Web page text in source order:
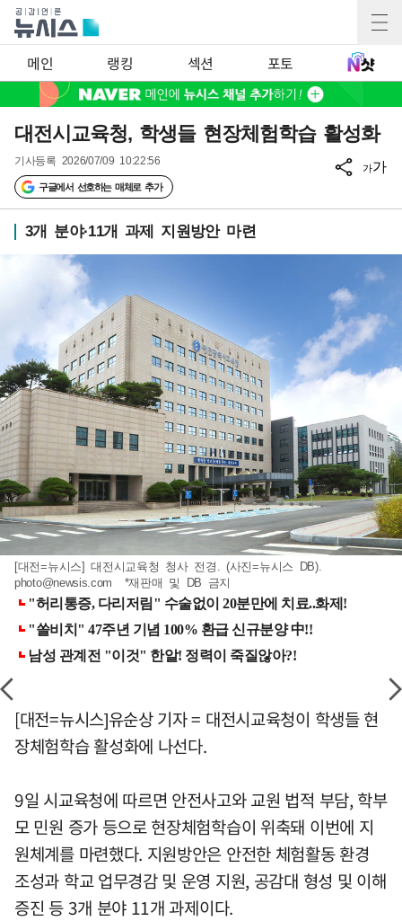
메인 랭킹 섹션 포토
대전시교육청, 학생들 현장체험학습 활성화
기사등록 2026/07/09 10:22:56
구글에서 선호하는 매체로 추가
가가
3개 분야·11개 과제 지원방안 마련
[대전=뉴시스] 대전시교육청 청사 전경. (사진=뉴시스 DB).
photo@newsis.com *재판매 및 DB 금지
[대전=뉴시스]유순상 기자 = 대전시교육청이 학생들 현
장체험학습 활성화에 나선다.
9일 시교육청에 따르면 안전사고와 교원 법적 부담, 학부
모 민원 증가 등으로 현장체험학습이 위축돼 이번에 지
원체계를 마련했다. 지원방안은 안전한 체험활동 환경
조성과 학교 업무경감 및 운영 지원, 공감대 형성 및 이해
증진 등 3개 분야 11개 과제이다.